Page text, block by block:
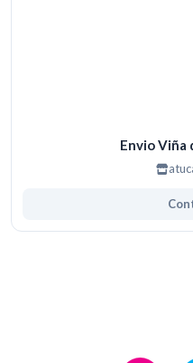
Envio Viña